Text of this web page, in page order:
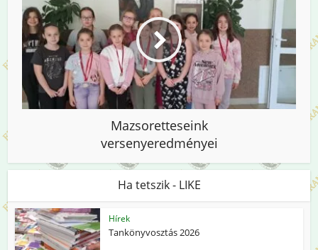
Mazsoretteseink
versenyeredményei
Ha tetszik - LIKE
Hírek
Tankönyvosztás 2026